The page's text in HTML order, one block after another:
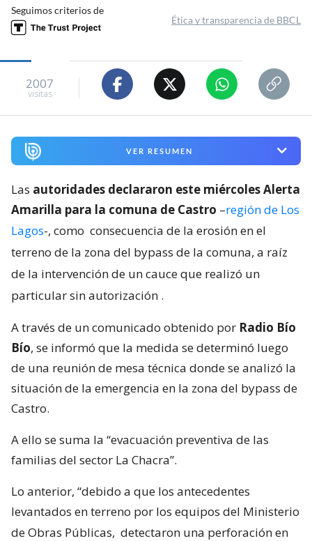
Seguimos criterios de
Ética y transparencia de BBCL
2007
visitas
VER RESUMEN
Las autoridades declararon este miércoles Alerta
Amarilla para la comuna de Castro –región de Los
Lagos-, como consecuencia de la erosión en el
terreno de la zona del bypass de la comuna, a raíz
de la intervención de un cauce que realizó un
particular sin autorización .
A través de un comunicado obtenido por Radio Bío
Bío, se informó que la medida se determinó luego
de una reunión de mesa técnica donde se analizó la
situación de la emergencia en la zona del bypass de
Castro.
A ello se suma la “evacuación preventiva de las
familias del sector La Chacra”.
Lo anterior, “debido a que los antecedentes
levantados en terreno por los equipos del Ministerio
de Obras Públicas, detectaron una perforación en